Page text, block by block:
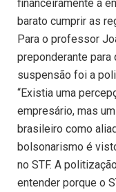
financeiramente a
barato cumprir as
Para o professor
preponderante para
suspensão foi a
“Existia uma
empresário, mas
brasileiro como
bolsonarismo é
no STF. A
entender porque o